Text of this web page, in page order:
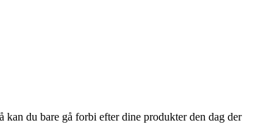
kan du bare gå forbi efter dine produkter den dag der